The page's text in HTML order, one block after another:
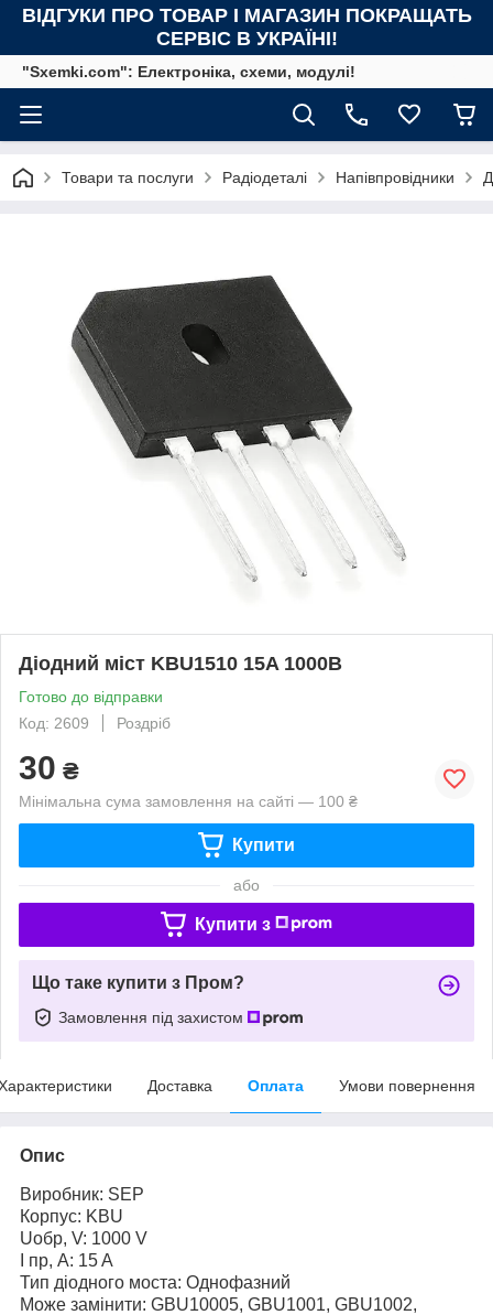
ВІДГУКИ ПРО ТОВАР І МАГАЗИН ПОКРАЩАТЬ
СЕРВІС В УКРАЇНІ!
"Sxemki.com": Електроніка, схеми, модулі!
Товари та послуги Радіодеталі Напівпровідники
Діодний міст KBU1510 15A 1000В
Готово до відправки
Код: 2609
Роздріб
30 ₴
Мінімальна сума замовлення на сайті — 100 ₴
Купити
або
Купити з
Що таке купити з Пром?
Замовлення під захистом
Доставка Оплата Умови повернення
Опис
Виробник: SEP
Корпус: KBU
Uобр, V: 1000 V
I пр, A: 15 A
Тип діодного моста: Однофазний
Може замінити: GBU10005, GBU1001, GBU1002,